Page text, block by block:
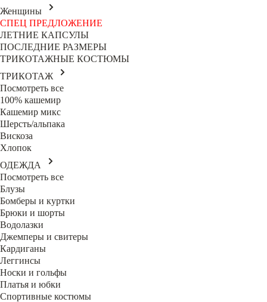
Женщины
СПЕЦ ПРЕДЛОЖЕНИЕ
ЛЕТНИЕ КАПСУЛЫ
ПОСЛЕДНИЕ РАЗМЕРЫ
ТРИКОТАЖНЫЕ КОСТЮМЫ
ТРИКОТАЖ
Посмотреть все
100% кашемир
Кашемир микс
Шерсть/альпака
Вискоза
Хлопок
ОДЕЖДА
Посмотреть все
Блузы
Бомберы и куртки
Брюки и шорты
Водолазки
Джемперы и свитеры
Кардиганы
Леггинсы
Носки и гольфы
Платья и юбки
Спортивные костюмы